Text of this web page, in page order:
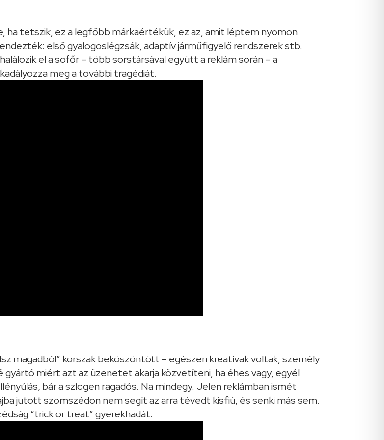
ha tetszik, ez a legfőbb márkaértékük, ez az, amit léptem nyomon
első gyalogoslégzsák, adaptív járműfigyelő rendszerek stb.
el a sofőr – több sorstársával együtt a reklám során – a
meg a további tragédiát.
magadból” korszak beköszöntött – egészen kreatívak voltak, személy
miért azt az üzenetet akarja közvetíteni, ha éhes vagy, egyél
bár a szlogen ragadós. Na mindegy. Jelen reklámban ismét
jutott szomszédon nem segít az arra tévedt kisfiú, és senki más sem.
“trick or treat” gyerekhadát.